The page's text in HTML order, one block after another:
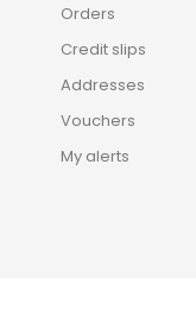
Orders
Credit slips
Addresses
Vouchers
My alerts